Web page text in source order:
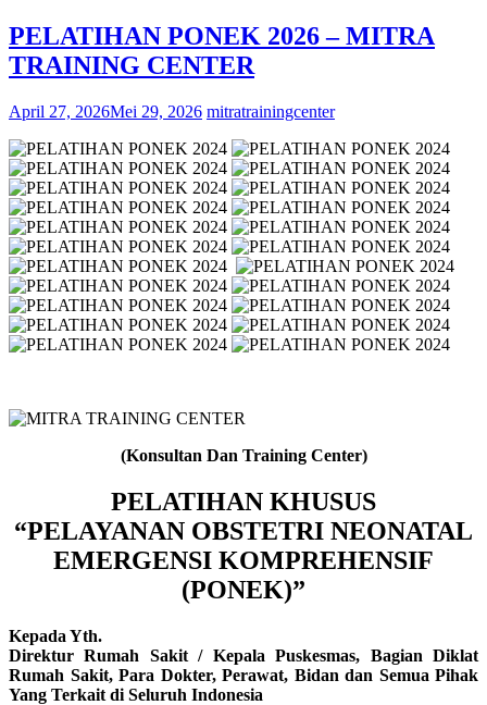
PELATIHAN PONEK 2026 – MITRA
TRAINING CENTER
April 27, 2026Mei 29, 2026 mitratrainingcenter
(Konsultan Dan Training Center)
PELATIHAN KHUSUS
“PELAYANAN OBSTETRI NEONATAL
EMERGENSI KOMPREHENSIF
(PONEK)”
Kepada Yth.
Direktur Rumah Sakit / Kepala Puskesmas, Bagian Diklat
Rumah Sakit, Para Dokter, Perawat, Bidan dan Semua Pihak
Yang Terkait di Seluruh Indonesia